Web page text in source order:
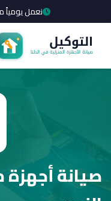
نعمل يومياً من 9ص
صيانة أجهزة